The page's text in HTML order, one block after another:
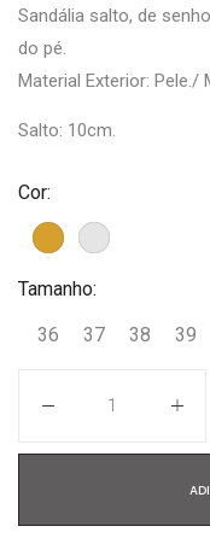
Sandália salto, de
do pé.
Material Exterior: Pele./
Salto: 10cm.
Cor:
Tamanho:
36
37 38 39